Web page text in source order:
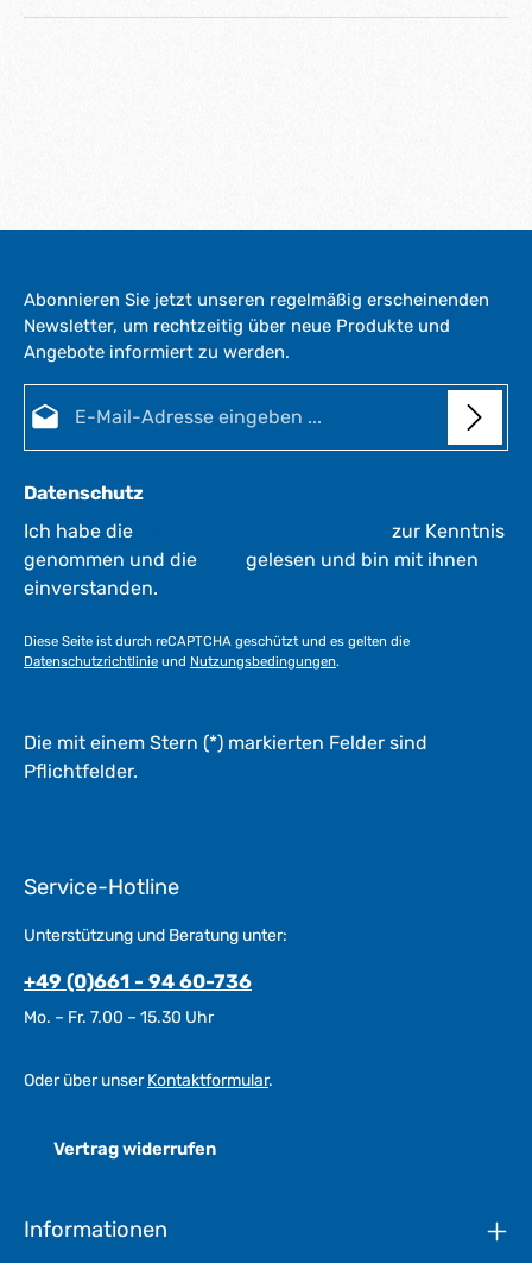
Abonnieren Sie jetzt unseren regelmäßig erscheinenden
Newsletter, um rechtzeitig über neue Produkte und
Angebote informiert zu werden.
Datenschutz
Ich habe die
zur Kenntnis
genommen und die
gelesen und bin mit ihnen
einverstanden.
Diese Seite ist durch reCAPTCHA geschützt und es gelten die
Datenschutzrichtlinie und Nutzungsbedingungen.
Die mit einem Stern (*) markierten Felder sind
Pflichtfelder.
Service-Hotline
Unterstützung und Beratung unter:
+49 (0)661 - 94 60-736
Mo. – Fr. 7.00 – 15.30 Uhr
Oder über unserKontaktformular.
Vertrag widerrufen
Informationen